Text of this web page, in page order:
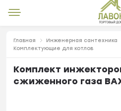
Главная Инженерная сантехника
Комплектующие для котлов
Комплект
сжиженного газа